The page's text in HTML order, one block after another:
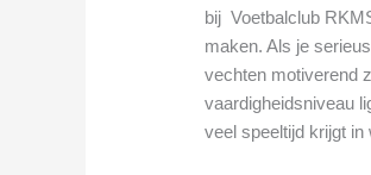
bij Voetbalclub
maken. Als je
vechten motiverend
vaardigheidsniveau
veel speeltijd krijgt in